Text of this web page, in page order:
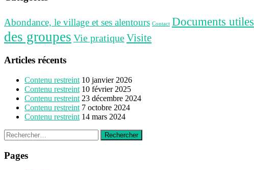
Abondance, le village et ses alentours Contact Documents utiles
des groupes Vie pratiqueVisite
Articles récents
Contenu restreint 10 janvier 2026
Contenu restreint 10 février 2025
Contenu restreint 23 décembre 2024
Contenu restreint 7 octobre 2024
Contenu restreint 14 mars 2024
Rechercher :
Pages